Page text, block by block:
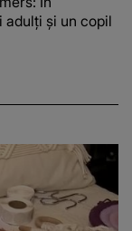
adulți și un copil